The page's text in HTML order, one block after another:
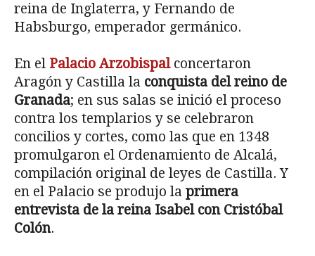
reina de Inglaterra, y Fernando de
Habsburgo, emperador germánico.
En el Palacio Arzobispal concertaron
Aragón y Castilla la conquista del reino de
Granada; en sus salas se inició el proceso
contra los templarios y se celebraron
concilios y cortes, como las que en 1348
promulgaron el Ordenamiento de Alcalá,
compilación original de leyes de Castilla. Y
en el Palacio se produjo la primera
entrevista de la reina Isabel con Cristóbal
Colón.